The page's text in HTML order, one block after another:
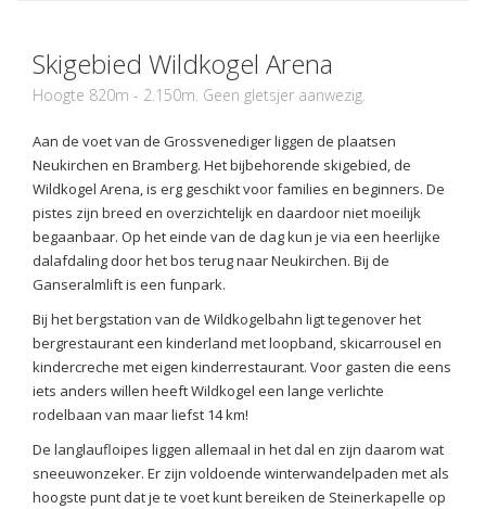
Skigebied Wildkogel Arena
Hoogte 820m - 2.150m. Geen gletsjer aanwezig.
Aan de voet van de Grossvenediger liggen de plaatsen
Neukirchen en Bramberg. Het bijbehorende skigebied, de
Wildkogel Arena, is erg geschikt voor families en beginners. De
pistes zijn breed en overzichtelijk en daardoor niet moeilijk
begaanbaar. Op het einde van de dag kun je via een heerlijke
dalafdaling door het bos terug naar Neukirchen. Bij de
Ganseralmlift is een funpark.
Bij het bergstation van de Wildkogelbahn ligt tegenover het
bergrestaurant een kinderland met loopband, skicarrousel en
kindercreche met eigen kinderrestaurant. Voor gasten die eens
iets anders willen heeft Wildkogel een lange verlichte
rodelbaan van maar liefst 14 km!
De langlaufloipes liggen allemaal in het dal en zijn daarom wat
sneeuwonzeker. Er zijn voldoende winterwandelpaden met als
hoogste punt dat je te voet kunt bereiken de Steinerkapelle op